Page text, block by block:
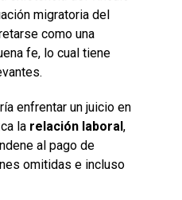
migratoria del
como una
fe, lo cual tiene
enfrentar un juicio en
la relación laboral,
al pago de
omitidas e incluso